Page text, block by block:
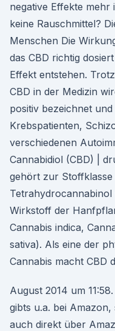
negative Effekte mehr
keine Rauschmittel?
Menschen Die
das CBD richtig
Effekt entstehen.
CBD in der Medizin
positiv bezeichnet
Krebspatienten,
verschiedenen
Cannabidiol (CBD) |
gehört zur Stoffklasse
Wirkstoff der
Cannabis indica,
sativa). Als eine der
Cannabis macht CBD
August 2014 um
gibts u.a. bei
auch direkt über